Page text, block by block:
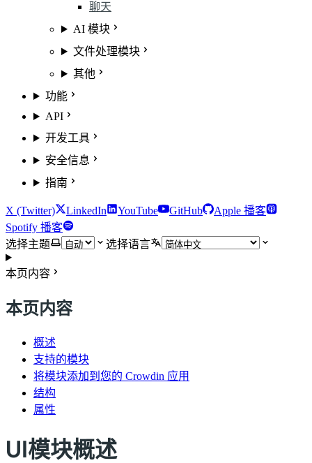
聊天
AI 模块
文件处理模块
其他
功能
API
开发工具
安全信息
指南
X (Twitter) LinkedIn YouTube GitHub
Apple 播客
Spotify 播客
选择主题
选择语言
本页内容
本页内容
概述
支持的模块
将模块添加到您的 Crowdin 应用
结构
属性
UI模块概述